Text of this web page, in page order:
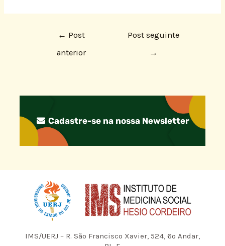
← Post
anterior
Post seguinte
→
Cadastre-se na nossa Newsletter
IMS/UERJ – R. São Francisco Xavier, 524, 6º Andar,